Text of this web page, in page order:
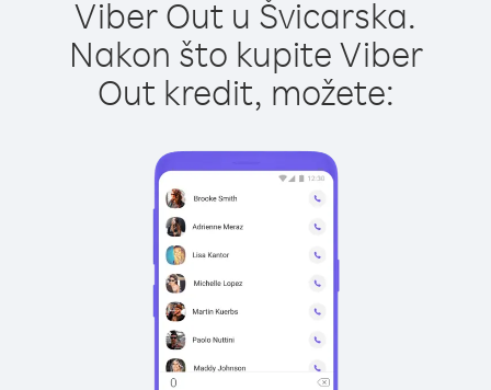
Viber Out u Švicarska.
Nakon što kupite Viber
Out kredit, možete: